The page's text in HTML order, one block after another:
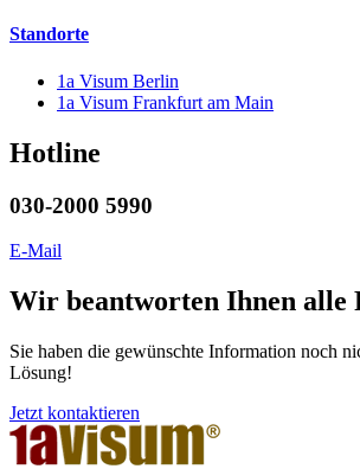
Standorte
1a Visum Berlin
1a Visum Frankfurt am Main
Hotline
030-2000 5990
E-Mail
Wir beantworten Ihnen alle
Sie haben die gewünschte Information noch
Lösung!
Jetzt kontaktieren